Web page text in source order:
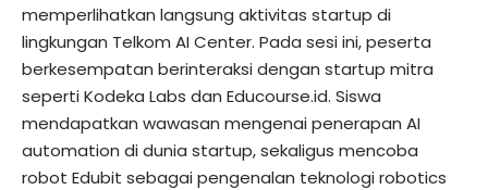
memperlihatkan langsung aktivitas startup di
lingkungan Telkom AI Center. Pada sesi ini, peserta
berkesempatan berinteraksi dengan startup mitra
seperti Kodeka Labs dan Educourse.id. Siswa
mendapatkan wawasan mengenai penerapan AI
automation di dunia startup, sekaligus mencoba
robot Edubit sebagai pengenalan teknologi robotics